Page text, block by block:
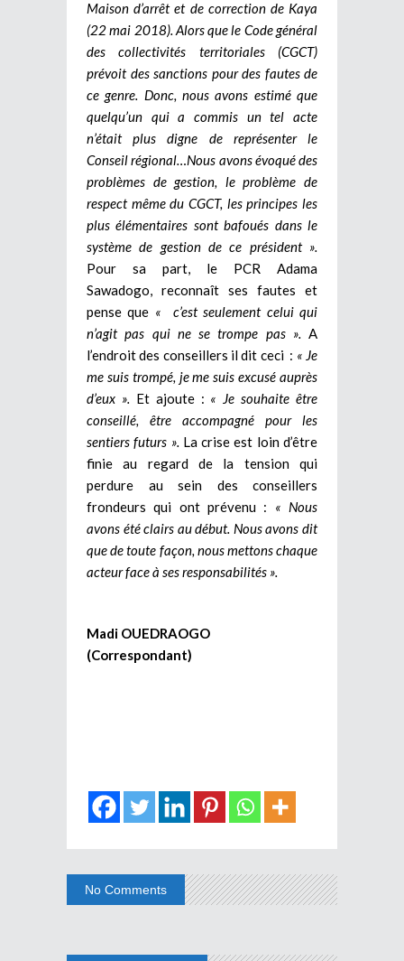
Maison d’arrêt et de correction de Kaya
(22 mai 2018). Alors que le Code général
des collectivités territoriales (CGCT)
prévoit des sanctions pour des fautes de
ce genre. Donc, nous avons estimé que
quelqu’un qui a commis un tel acte
n’était plus digne de représenter le
Conseil régional…Nous avons évoqué des
problèmes de gestion, le problème de
respect même du CGCT, les principes les
plus élémentaires sont bafoués dans le
système de gestion de ce président ».
Pour sa part, le PCR Adama
Sawadogo, reconnaît ses fautes et
pense que « c’est seulement celui qui
n’agit pas qui ne se trompe pas ». A
l’endroit des conseillers il dit ceci : « Je
me suis trompé, je me suis excusé auprès
d’eux ».
Et ajoute : « Je souhaite être
conseillé, être accompagné pour les
sentiers futurs ». La crise est loin d’être
finie au regard de la tension qui
perdure au sein des conseillers
frondeurs qui ont prévenu : « Nous
avons été clairs au début. Nous avons dit
que de toute façon, nous mettons chaque
acteur face à ses responsabilités ».
Madi OUEDRAOGO
(Correspondant)
No Comments